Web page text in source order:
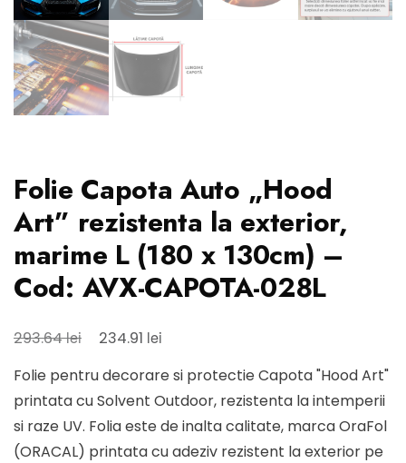
Folie Capota Auto „Hood
Art” rezistenta la exterior,
marime L (180 x 130cm) –
Cod: AVX-CAPOTA-028L
293.64lei
Prețul
a
fost:
293.64 lei.
234.91 lei
este:
234.91 lei.
Folie pentru decorare si protectie Capota "Hood Art"
printata cu Solvent Outdoor, rezistenta la intemperii
si raze UV. Folia este de inalta calitate, marca OraFol
(ORACAL) printata cu adeziv rezistent la exterior pe